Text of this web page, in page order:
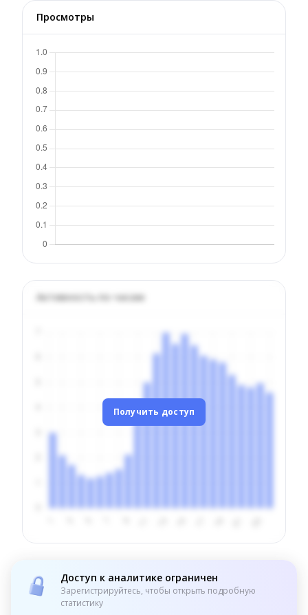
Просмотры
Активность по часам
Получить доступ
Доступ к аналитике ограничен
Зарегистрируйтесь, чтобы открыть подробную
статистику